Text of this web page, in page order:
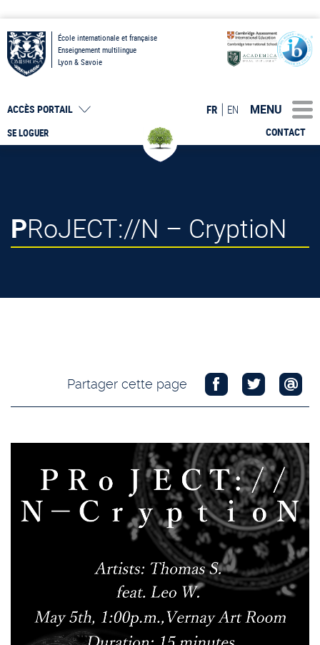
École internationale et française
Enseignement multilingue
Lyon & Savoie
SE LOGUER
ACCÈS PORTAIL
CONTACT
FR EN MENU
PRoJECT://N – CryptioN
Partager cette page